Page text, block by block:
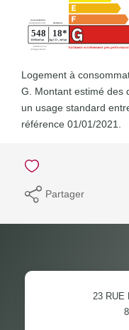
Logement à
G. Montant estimé des
un usage standard
référence 01/01/2021.
Partager
23 RUE